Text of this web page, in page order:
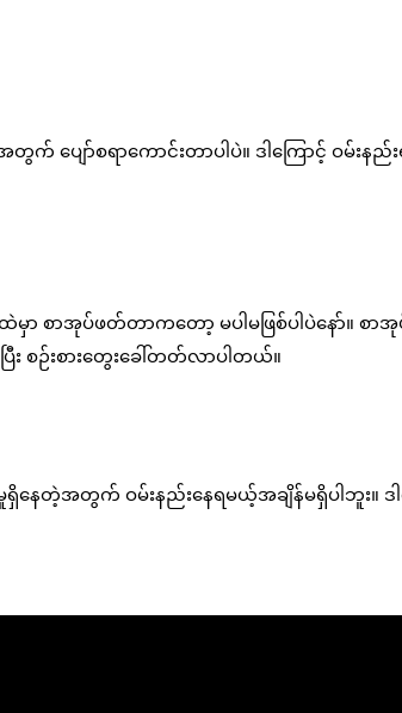
ပျော်စရာကောင်းတာပါပဲ။ ဒါကြောင့် ဝမ်းနည်
မှာ စာအုပ်ဖတ်တာကတော့ မပါမဖြစ်ပါပဲနော်။
ြီး စဉ်းစားတွေးခေါ်တတ်လာပါတယ်။
ေတဲ့အတွက် ဝမ်းနည်းနေရမယ့်အချိန်မရှိပါဘူး။ ဒါ